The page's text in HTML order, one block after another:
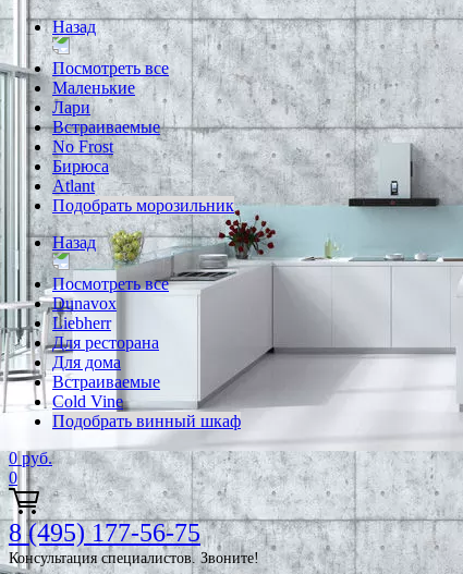
Назад
Посмотреть все
Маленькие
Лари
Встраиваемые
No Frost
Бирюса
Atlant
Подобрать морозильник
Назад
Посмотреть все
Dunavox
Liebherr
Для ресторана
Для дома
Встраиваемые
Cold Vine
Подобрать винный шкаф
0 руб.
0
8 (495) 177-56-75
Консультация специалистов. Звоните!